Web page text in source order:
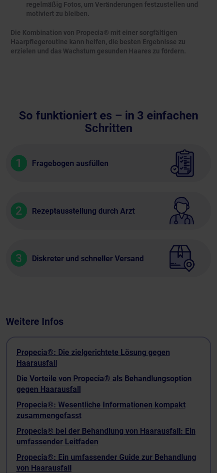
regelmäßig Fotos, um Veränderungen festzustellen und
motiviert zu bleiben.
Die Kombination von Propecia® mit einer sorgfältigen
Haarpflegeroutine kann helfen, die besten Ergebnisse zu
erzielen und das Wachstum gesunden Haares zu fördern.
So funktioniert es – in 3 einfachen
Schritten
1 Fragebogen ausfüllen
2 Rezeptausstellung durch Arzt
3 Diskreter und schneller Versand
Weitere Infos
Propecia®: Die zielgerichtete Lösung gegen
Haarausfall
Die Vorteile von Propecia® als Behandlungsoption
gegen Haarausfall
Propecia®: Wesentliche Informationen kompakt
zusammengefasst
Propecia® bei der Behandlung von Haarausfall: Ein
umfassender Leitfaden
Propecia®: Ein umfassender Guide zur Behandlung
von Haarausfall